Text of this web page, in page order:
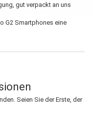
gut verpackt an uns
G2 Smartphones eine
Seien Sie der Erste, der